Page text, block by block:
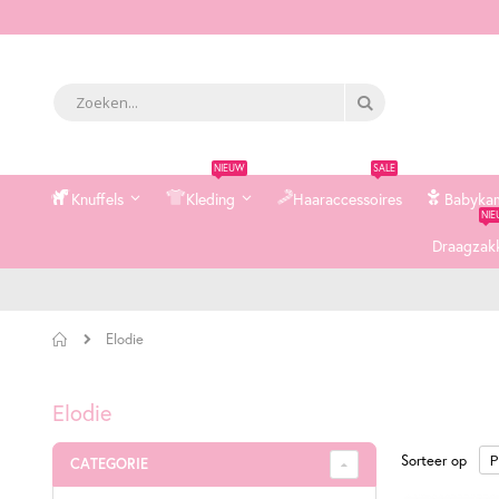
Knuffels Kleding
NIEUW
Haaraccessoires
SALE
HomeElodie
Elodie
Sorteer op
CATEGORIE